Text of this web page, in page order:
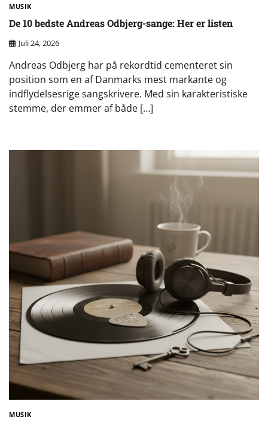
MUSIK
De 10 bedste Andreas Odbjerg-sange: Her er listen
Juli 24, 2026
Andreas Odbjerg har på rekordtid cementeret sin
position som en af Danmarks mest markante og
indflydelsesrige sangskrivere. Med sin karakteristiske
stemme, der emmer af både […]
MUSIK